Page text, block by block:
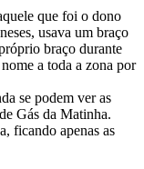
que foi o dono
usava um braço
braço durante
a toda a zona por
se podem ver as
Gás da Matinha.
ficando apenas as